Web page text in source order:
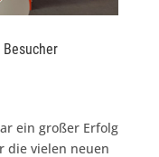
ein großer Erfolg
die vielen neuen